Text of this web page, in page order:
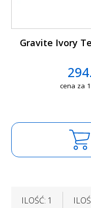
Gravite Ivory
cena za
ILOŚĆ: 1